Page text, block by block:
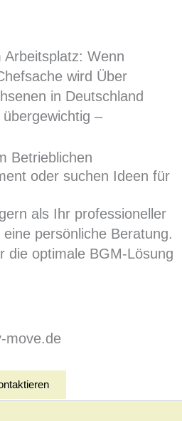
Arbeitsplatz: Wenn
wird Über
in Deutschland
–
Betrieblichen
oder suchen Ideen für
als Ihr professioneller
persönliche Beratung.
die optimale BGM-Lösung
move.de